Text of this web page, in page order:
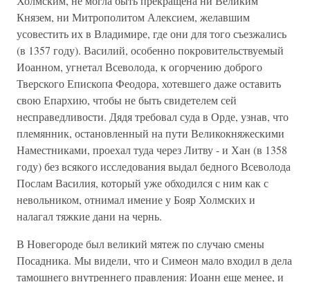
Князем, ни Митрополитом Алексием, желавшим
усовестить их в Владимире, где они для того съезжались
(в 1357 году). Василий, особенно покровительствуемый
Иоанном, угнетал Всеволода, к огорчению доброго
Тверского Епископа Феодора, хотевшего даже оставить
свою Епархию, чтобы не быть свидетелем сей
несправедливости. Дядя требовал суда в Орде, узнав, что
племянник, остановленный на пути Великокняжескими
Наместниками, проехал туда через Литву - и Хан (в 1358
году) без всякого исследования выдал бедного Всеволода
Послам Василия, который уже обходился с ним как с
невольником, отнимал имение у Бояр Холмских и
налагал тяжкие дани на чернь.
В Новегороде был великий мятеж по случаю смены
Посадника. Мы видели, что и Симеон мало входил в дела
тамошнего внутреннего правления: Иоанн еще менее, и